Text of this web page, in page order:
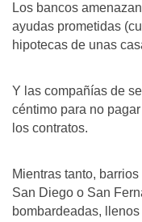
Los bancos
ayudas prometidas
hipotecas de unas
Y las compañías de
céntimo para no
los contratos.
Mientras tanto,
San Diego o San
bombardeadas,